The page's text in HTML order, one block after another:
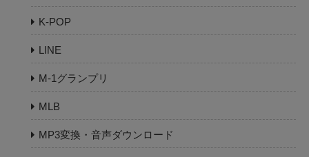
K-POP
LINE
M-1グランプリ
MLB
MP3変換・音声ダウンロード